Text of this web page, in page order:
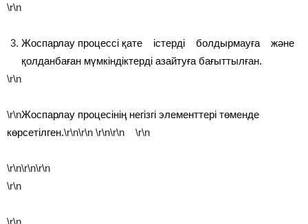
\r\n
Жоспарлау процессі қате істерді болдырмауға және
қолданбаған мүмкіндіктерді азайтуға бағыттылған.
\r\n
\r\nЖоспарлау процесінің негізгі элементтері төменде
көрсетілген.\r\n\r\n \r\n\r\n \r\n
\r\n\r\n\r\n
\r\n
\r\n